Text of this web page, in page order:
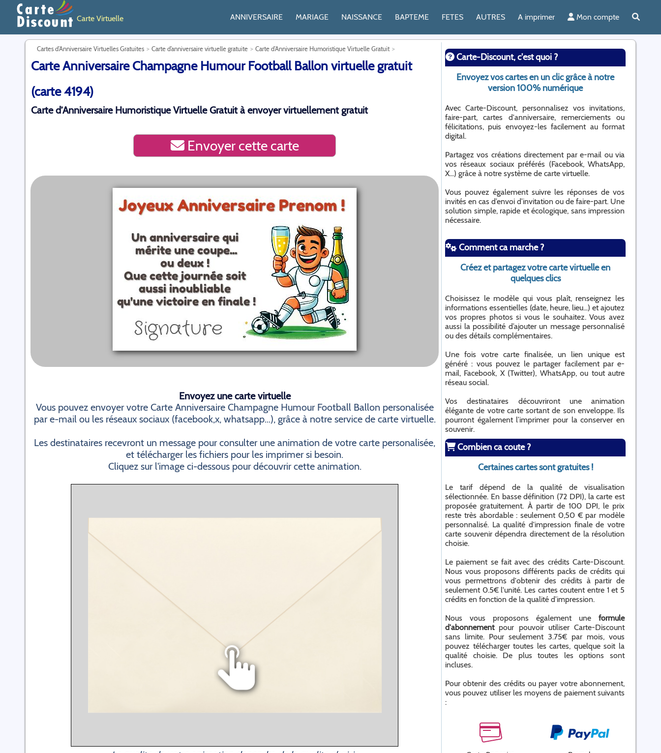
Carte Virtuelle ANNIVERSAIRE MARIAGE NAISSANCE BAPTEME FETES AUTRES A imprimer Mon compte
Cartes d’Anniversaire Virtuelles Gratuites Carte d’anniversaire virtuelle gratuite Carte d’Anniversaire Humoristique Virtuelle Gratuit
Carte Anniversaire Champagne Humour Football Ballon virtuelle gratuit
(carte 4194)
Carte d’Anniversaire Humoristique Virtuelle Gratuit à envoyer virtuellement gratuit
Envoyer cette carte
Envoyez une carte virtuelle
Vous pouvez envoyer votre Carte Anniversaire Champagne Humour Football Ballon personalisée
par e-mail ou les réseaux sociaux (facebook,x, whatsapp...), grâce à notre service de carte virtuelle.
Les destinataires recevront un message pour consulter une animation de votre carte personalisée,
et télécharger les fichiers pour les imprimer si besoin.
Cliquez sur l'image ci-dessous pour découvrir cette animation.
Carte-Discount, c'est quoi ?
Envoyez vos cartes en un clic grâce à notre
version 100% numérique
Avec Carte-Discount, personnalisez vos invitations,
faire-part, cartes d'anniversaire, remerciements ou
félicitations, puis envoyez-les facilement au format
digital.
Partagez vos créations directement par e-mail ou via
vos réseaux sociaux préférés (Facebook, WhatsApp,
X...) grâce à notre système de carte virtuelle.
Vous pouvez également suivre les réponses de vos
invités en cas d’envoi d’invitation ou de faire-part. Une
solution simple, rapide et écologique, sans impression
nécessaire.
Comment ca marche ?
Créez et partagez votre carte virtuelle en
quelques clics
Choisissez le modèle qui vous plaît, renseignez les
informations essentielles (date, heure, lieu...) et ajoutez
vos propres photos si vous le souhaitez. Vous avez
aussi la possibilité d’ajouter un message personnalisé
ou des détails complémentaires.
Une fois votre carte finalisée, un lien unique est
généré : vous pouvez le partager facilement par e-
mail, Facebook, X (Twitter), WhatsApp, ou tout autre
réseau social.
Vos destinataires découvriront une animation
élégante de votre carte sortant de son enveloppe. Ils
pourront également l’imprimer pour la conserver en
souvenir.
Combien ca coute ?
Certaines cartes sont gratuites !
Le tarif dépend de la qualité de visualisation
sélectionnée. En basse définition (72 DPI), la carte est
proposée gratuitement. À partir de 100 DPI, le prix
reste très abordable : seulement 0,50 € par modèle
personnalisé. La qualité d'impression finale de votre
carte souvenir dépendra directement de la résolution
choisie.
Le paiement se fait avec des crédits Carte-Discount.
Nous vous proposons différents packs de crédits qui
vous permettrons d'obtenir des crédits à partir de
seulement 0.5€ l'unité. Les cartes coutent entre 1 et 5
crédits en fonction de la qualité d’impression.
Nous vous proposons également une formule
d'abonnementpour pouvoir utiliser Carte-Discount
sans limite. Pour seulement 3.75€ par mois, vous
pouvez télécharger toutes les cartes, quelque soit la
qualité choisie. De plus toutes les options sont
incluses.
Pour obtenir des crédits ou payer votre abonnement,
vous pouvez utiliser les moyens de paiement suivants
: